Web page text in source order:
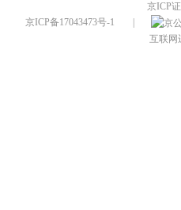
京ICP
京ICP备17043473号-1
互联网